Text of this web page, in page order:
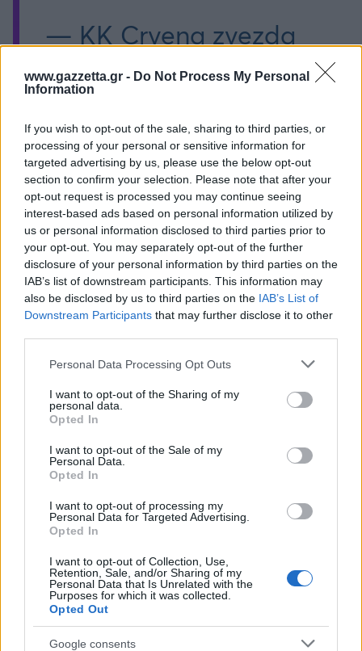
www.gazzetta.gr - Do Not Process My Personal
Information
If you wish to opt-out of the sale, sharing to third parties, or
processing of your personal or sensitive information for
targeted advertising by us, please use the below opt-out
section to confirm your selection. Please note that after your
opt-out request is processed you may continue seeing
interest-based ads based on personal information utilized by
us or personal information disclosed to third parties prior to
your opt-out. You may separately opt-out of the further
disclosure of your personal information by third parties on the
IAB’s list of downstream participants. This information may
also be disclosed by us to third parties on the IAB’s List of
Downstream Participants that may further disclose it to other
Please note that this website/app uses one or more Google
not limited to your visit or usage behaviour. You may click to
grant or deny consent to Google and its third-party tags to
use your data for below specified purposes in below Google
consent section.
Personal Data Processing Opt Outs
I want to opt-out of the Sharing of my
personal data.
Opted In
I want to opt-out of the Sale of my
Personal Data.
Opted In
I want to opt-out of processing my
Personal Data for Targeted Advertising.
Opted In
I want to opt-out of Collection, Use,
Retention, Sale, and/or Sharing of my
Personal Data that Is Unrelated with the
Purposes for which it was collected.
Opted Out
Google consents
— KK Crvena zvezda
Meridianbet
(@kkcrvenazvezda)
June 1, 2026
Διάβασε όλα τατελευταία νέατης αθλητικής
επικαιρότητας. Μάθε για όλους τους
live αγώνες σήμερα
και δες τιςαθλητικές μεταδόσειςτης ημέρας και της
ΔΙΑΒΑΣΕ ΑΚΟΜΗ:
Ερυθρός Αστέρας: Ανακοίνωσε τον Νικ Βάιλερ-Μπαμπ
Κάνααν: «Ένα πρωί ξύπνησα και το συμβόλαιό μου είχε
Καρφιά Νέντοβιτς στον Ερυθρό Αστέρα: «Αξίζω πολύ
περισσότερο σεβασμό, δεν υπάρχει πιθανότητα να
επιστρέψω»